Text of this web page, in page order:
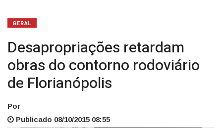
GERAL
Desapropriações retardam
obras do contorno rodoviário
de Florianópolis
Por
Publicado 08/10/2015 08:55